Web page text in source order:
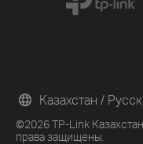
©2026 TP-Link
права защищены.
Казахстан /